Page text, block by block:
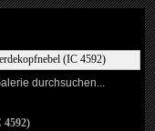
(IC 4592)
4592)